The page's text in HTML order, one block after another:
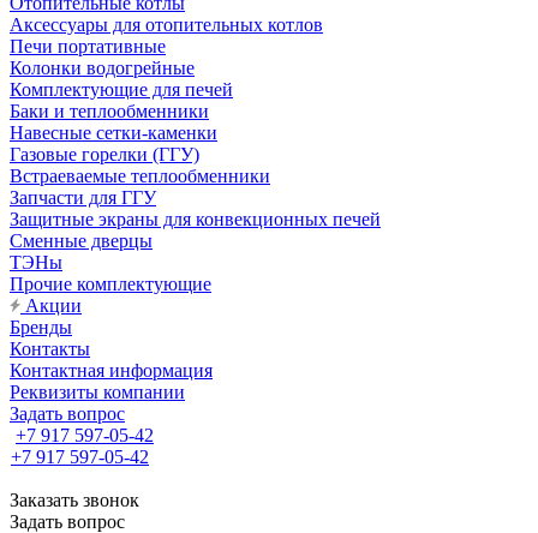
Аксессуары для отопительных котлов
Печи портативные
Колонки водогрейные
Комплектующие для печей
Баки и теплообменники
Навесные сетки-каменки
Газовые горелки (ГГУ)
Встраеваемые теплообменники
Запчасти для ГГУ
Защитные экраны для конвекционных печей
Сменные дверцы
ТЭНы
Прочие комплектующие
Акции
Бренды
Контакты
Контактная информация
Реквизиты компании
Задать вопрос
+7 917 597-05-42
+7 917 597-05-42
Заказать звонок
Задать вопрос